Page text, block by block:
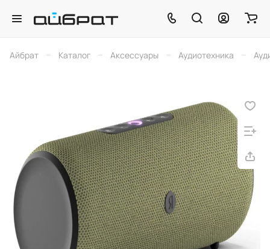
Айбрат – Каталог – Аксессуары – Аудиотехника –